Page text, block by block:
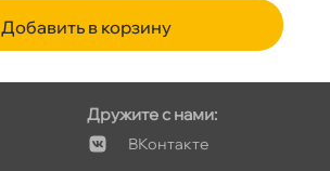
Добавить в корзину
Дружите с нами:
Контакте